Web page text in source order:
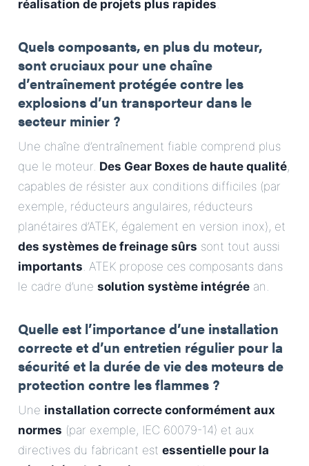
réalisation de projets plus rapides.
Quels composants, en plus du moteur,
sont cruciaux pour une chaîne
d’entraînement protégée contre les
explosions d’un transporteur dans le
secteur minier ?
Une chaîne d’entraînement fiable comprend plus
que le moteur. Des Gear Boxes de haute qualité,
capables de résister aux conditions difficiles (par
exemple, réducteurs angulaires, réducteurs
planétaires d’ATEK, également en version inox), et
des systèmes de freinage sûrs sont tout aussi
importants. ATEK propose ces composants dans
le cadre d’une solution système intégrée an.
Quelle est l’importance d’une installation
correcte et d’un entretien régulier pour la
sécurité et la durée de vie des moteurs de
protection contre les flammes ?
Une installation correcte conformément aux
normes (par exemple, IEC 60079-14) et aux
directives du fabricant est essentielle pour la